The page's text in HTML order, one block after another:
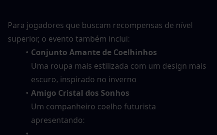
Para jogadores que buscam recompensas de nível
superior, o evento também inclui:
Conjunto Amante de Coelhinhos
Uma roupa mais estilizada com um design mais
escuro, inspirado no inverno
Amigo Cristal dos Sonhos
Um companheiro coelho futurista
apresentando: